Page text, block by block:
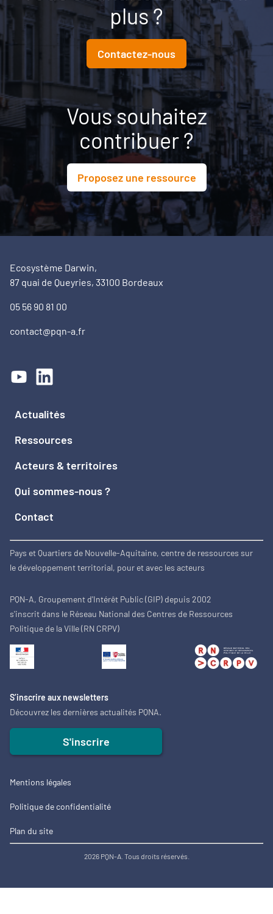
plus ?
Contactez-nous
Vous souhaitez
contribuer ?
Proposez une ressource
Ecosystème Darwin,
87 quai de Queyries, 33100 Bordeaux
05 56 90 81 00
contact@pqn-a.fr
Actualités
Ressources
Acteurs & territoires
Qui sommes-nous ?
Contact
Pays et Quartiers de Nouvelle-Aquitaine, centre de ressources sur
le développement territorial, pour et avec les acteurs
PQN-A, Groupement d'Intérêt Public (GIP) depuis 2002
s'inscrit dans le Réseau National des Centres de Ressources
Politique de la Ville (RN CRPV)
S’inscrire aux newsletters
Découvrez les dernières actualités PQNA.
S'inscrire
Mentions légales
Politique de confidentialité
Plan du site
2026 PQN-A. Tous droits réservés.